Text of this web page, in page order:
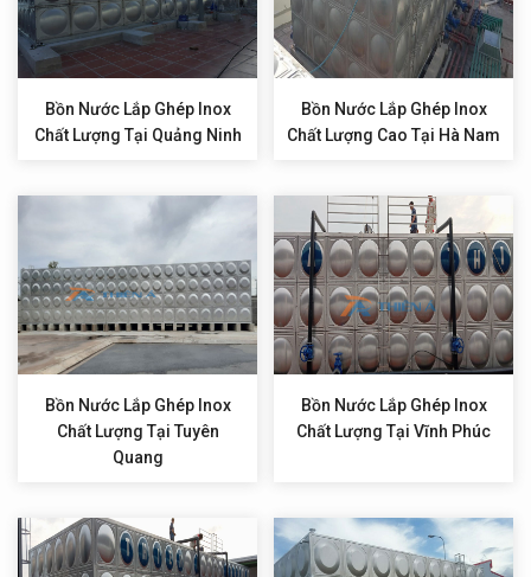
Bồn Nước Lắp Ghép Inox
Chất Lượng Tại Quảng Ninh
Bồn Nước Lắp Ghép Inox
Chất Lượng Cao Tại Hà Nam
Bồn Nước Lắp Ghép Inox
Chất Lượng Tại Tuyên
Quang
Bồn Nước Lắp Ghép Inox
Chất Lượng Tại Vĩnh Phúc